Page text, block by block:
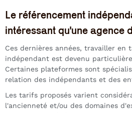
Le référencement
intéressant qu'une agence
Ces dernières années, travailler en
indépendant est devenu
Certaines plateformes sont
relation des indépendants et des
Les tarifs proposés varient
l'ancienneté et/ou des domaines